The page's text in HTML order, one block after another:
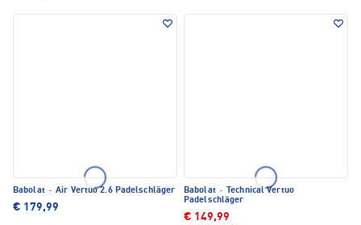
Babolat · Air Vertuo 2.6 Padelschläger
€ 179,99
Babolat ·
Technical Vertuo
Padelschläger
€ 149,99